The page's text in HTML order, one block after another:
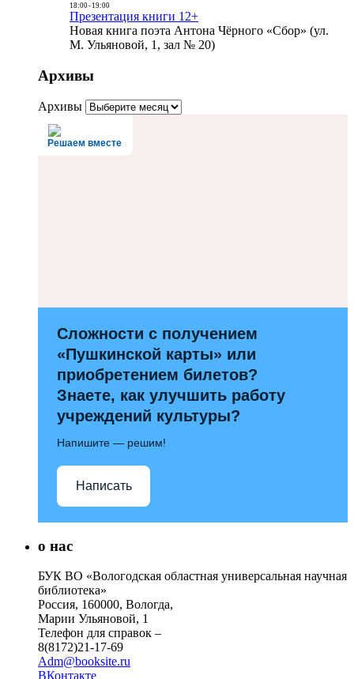
18:00- 19:00
Презентация книги 12+
Новая книга поэта Антона Чёрного «Сбор» (ул.
М. Ульяновой, 1, зал № 20)
Архивы
Архивы
Решаем вместе
Сложности с получением
«Пушкинской карты» или
приобретением билетов?
Знаете, как улучшить работу
учреждений культуры?
Напишите — решим!
Написать
о нас
БУК ВО «Вологодская областная универсальная научная
библиотека»
Россия, 160000, Вологда,
Марии Ульяновой, 1
Телефон для справок –
8(8172)21-17-69
Adm@booksite.ru
ВКонтакте